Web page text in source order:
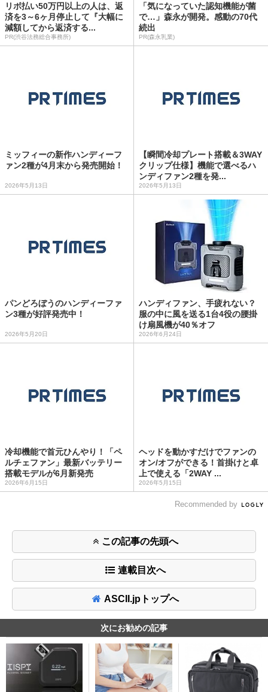
リボ払い50万円以上の人は、返
済を3～6ヶ月停止して『大幅に
減額してから返済する...
PR(渋谷法務総合事務所)
「気になっていた認知機能が菌
で…」森永が開発。感動の70代
続出
PR(森永乳業)
ミッフィーの新作ハンディーフ
ァン2種が4月末から発売開始！
2026年5月13日
【瞬間冷却プレート搭載＆3WAY
クリップ仕様】機能で選べるハ
ンディファン2種を発...
2026年5月13日
パンどろぼうのハンディーファ
ン3種が好評発売中！
2026年5月20日
ハンディファン、手疲れない？
服の中に風を送る1台4役の腰掛
け扇風機が40％オフ
2026年6月24日
冷却機能で首元ひんやり！「ペ
ルチェファン」最新バッテリー
搭載モデルが6月新発売
2026年6月15日
ヘッドを動かすだけでファンの
オン/オフができる！首掛けと卓
上で使える「2WAY ...
2026年5月15日
Recommended by
この記事の先頭へ
連載目次へ
ASCII.jpトップへ
次にお勧めの記事